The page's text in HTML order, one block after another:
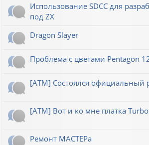
Использование SDCC для
под ZX
Dragon Slayer
Проблема с цветами Pentagon
[ATM] Состоялся официальный
[ATM] Вот и ко мне платка
Ремонт МАСТЕРа